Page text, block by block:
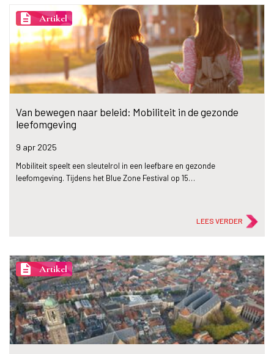
description Artikel
Van bewegen naar beleid: Mobiliteit in de gezonde
leefomgeving
9 apr 2025
Mobiliteit speelt een sleutelrol in een leefbare en gezonde
leefomgeving. Tijdens het Blue Zone Festival op 15…
LEES VERDER
description Artikel